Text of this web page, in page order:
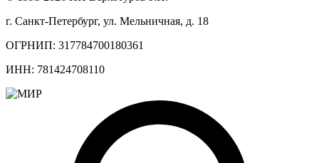
г. Санкт-Петербург, ул. Мельничная, д. 18
ОГРНИП: 317784700180361
ИНН: 781424708110